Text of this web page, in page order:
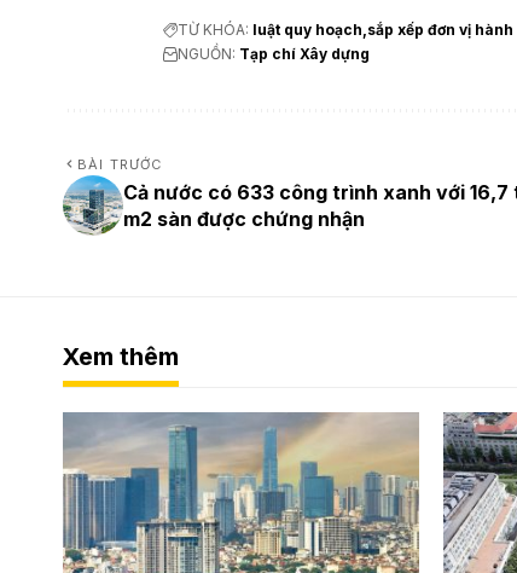
TỪ KHÓA: luật quy hoạch sắp xếp đơn vị
NGUỒN: Tạp chí Xây dựng
BÀI TRƯỚC
Cả nước có 633 công trình xanh với 16,7
m2 sàn được chứng nhận
Xem thêm